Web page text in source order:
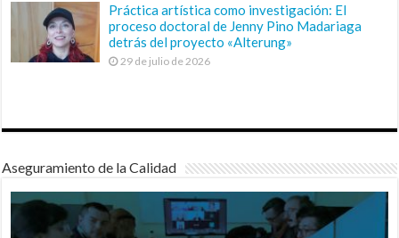
Práctica artística como investigación: El
proceso doctoral de Jenny Pino Madariaga
detrás del proyecto «Alterung»
29 de julio de 2026
Aseguramiento de la Calidad